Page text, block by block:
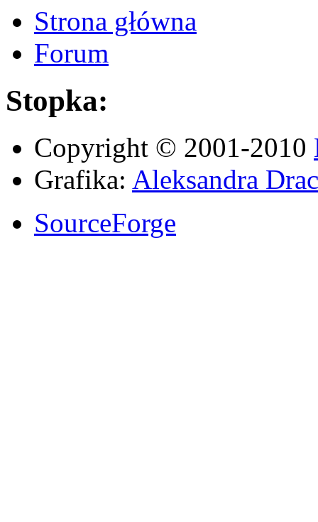
Strona główna
Forum
Stopka:
Copyright © 2001-2010
Grafika: Aleksandra
SourceForge